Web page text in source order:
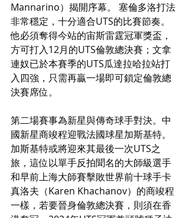
Mannarino）揭開序幕。 塞倫多洛打法
非常穩定，十分適合UTS的比賽節奏。
他必須奪得今站的宙斯雷霆冠軍獎盃，
方可打入12月的UTS倫敦總決賽；文拿
連奴已於本賽季的UTS瓜達拉哈拉站打
入四強，只需再贏一場即可鎖定倫敦總
決賽席位。
第二場賽事為新星與傳奇球手對決。中
國新星商竣程迎戰法國球星加斯基特。
加斯基特或將迎來其最後一次UTS之
旅，這位以單手反拍聞名的大師級選手
和早前上海大師賽擊敗世界前十球手卡
真洛夫（Karen Khachanov）的商竣程
一樣，若要晉身倫敦總決賽，則須在香